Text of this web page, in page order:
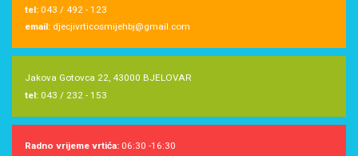
tel: 043 / 492 - 123
email: djecjivrticosmijehbj@gmail.com
Jakova Gotovca 22, 43000 BJELOVAR
tel: 043 / 232 - 153
Radno vrijeme vrtića: 06:30 -16:30